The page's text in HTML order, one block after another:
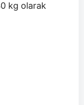
kg olarak